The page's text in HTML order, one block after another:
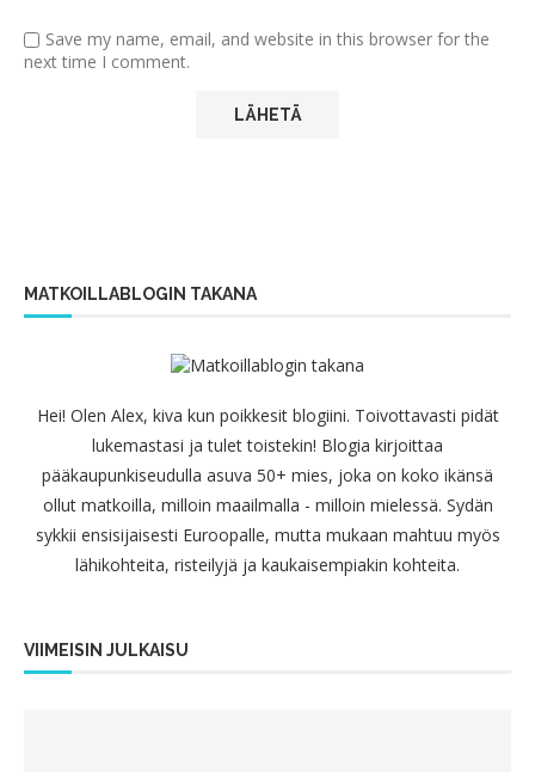
Save my name, email, and website in this browser for the
next time I comment.
MATKOILLABLOGIN TAKANA
Hei! Olen Alex, kiva kun poikkesit blogiini. Toivottavasti pidät
lukemastasi ja tulet toistekin! Blogia kirjoittaa
pääkaupunkiseudulla asuva 50+ mies, joka on koko ikänsä
ollut matkoilla, milloin maailmalla - milloin mielessä. Sydän
sykkii ensisijaisesti Euroopalle, mutta mukaan mahtuu myös
lähikohteita, risteilyjä ja kaukaisempiakin kohteita.
VIIMEISIN JULKAISU